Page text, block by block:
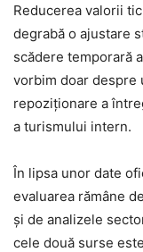
Reducerea valorii
degrabă o ajustare
scădere temporară
vorbim doar despre
repoziționare a
a turismului intern.
În lipsa unor date
evaluarea rămâne
și de analizele
cele două surse